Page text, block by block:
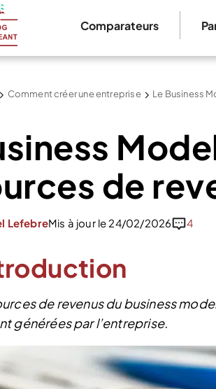
Comparateurs
Comment créer une entreprise Le Business
de
LefebreMis à jour le 24/02/2026 4
de revenus du business
générées par l’entreprise.